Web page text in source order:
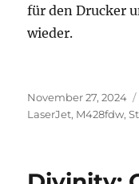
für den Drucker
wieder.
Veröffentlicht
am
November 27, 2024
LaserJet, M428fdw,